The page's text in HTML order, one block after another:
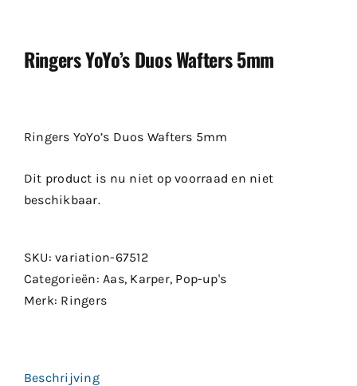
Ringers YoYo’s Duos Wafters 5mm
Ringers YoYo’s Duos Wafters 5mm
Dit product is nu niet op voorraad en niet
beschikbaar.
SKU:variation-67512
Categorieën: Aas, Karper, Pop-up's
Merk: Ringers
Beschrijving